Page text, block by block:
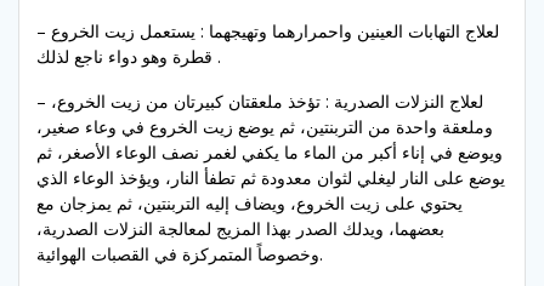
– لعلاج التهابات العينين واحمرارهما وتهيجهما : يستعمل زيت الخروع
قطرة وهو دواء ناجع لذلك .
– لعلاج النزلات الصدرية : تؤخذ ملعقتان كبيرتان من زيت الخروع،
وملعقة واحدة من التربنتين، ثم يوضع زيت الخروع في وعاء صغير،
ويوضع في إناء أكبر من الماء ما يكفي لغمر نصف الوعاء الأصغر، ثم
يوضع على النار ليغلي لثوان معدودة ثم تطفأ النار، ويؤخذ الوعاء الذي
يحتوي على زيت الخروع، ويضاف إليه التربنتين، ثم يمزجان مع
بعضهما، ويدلك الصدر بهذا المزيج لمعالجة النزلات الصدرية،
وخصوصاً المتمركزة في القصبات الهوائية.